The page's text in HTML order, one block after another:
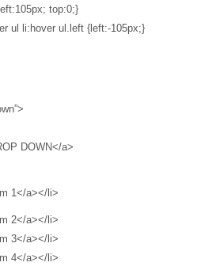
top:0;}
ul li:hover ul.left {left:-105px;}
DOWN</a>
1</a></li>
2</a></li>
3</a></li>
4</a></li>